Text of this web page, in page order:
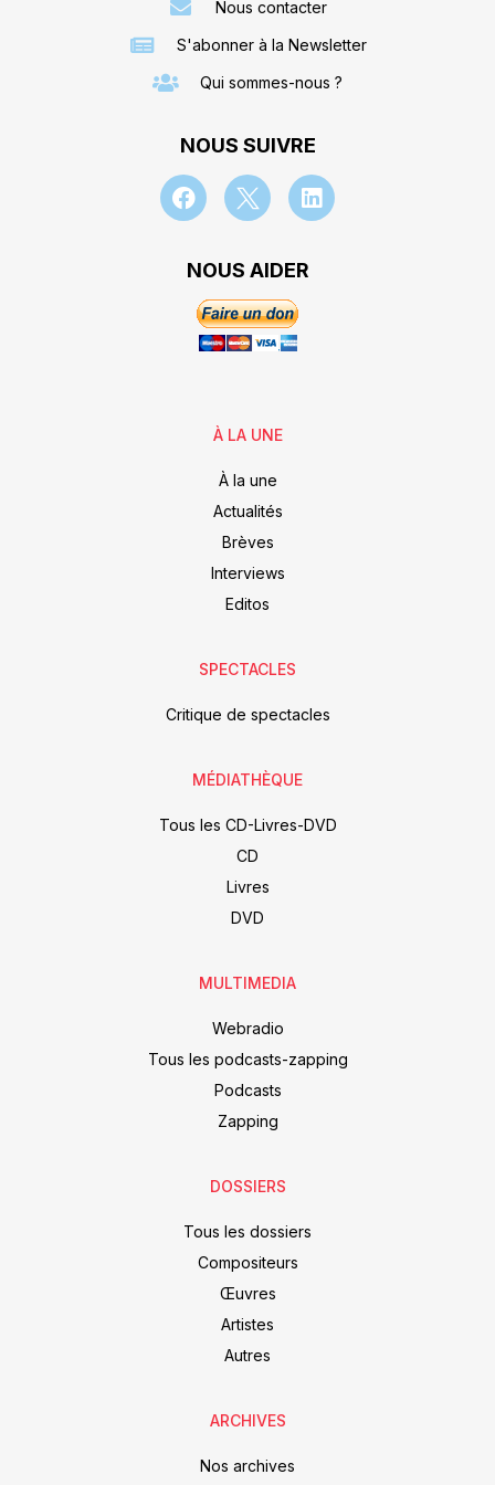
Nous contacter
S'abonner à la Newsletter
Qui sommes-nous ?
NOUS SUIVRE
NOUS AIDER
À LA UNE
À la une
Actualités
Brèves
Interviews
Editos
SPECTACLES
Critique de spectacles
MÉDIATHÈQUE
Tous les CD-Livres-DVD
CD
Livres
DVD
MULTIMEDIA
Webradio
Tous les podcasts-zapping
Podcasts
Zapping
DOSSIERS
Tous les dossiers
Compositeurs
Œuvres
Artistes
Autres
ARCHIVES
Nos archives